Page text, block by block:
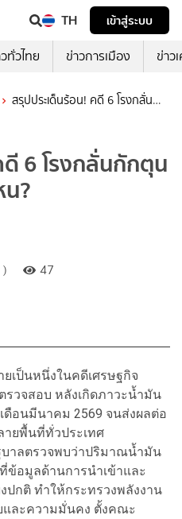
TH
เข้าสู่ระบบ
ทั่วไทย ข่าวการเมือง ข่าว
สรุปประเด็นร้อน! คดี 6 โรงกลั่น
6 โรงกลั่นกักตุน
?
47
ยเป็นหนึ่งในคดีเศรษฐกิจ
วจสอบ หลังเกิดภาวะน้ำมัน
อนมีนาคม 2569 จนส่งผลต่อ
ยพื้นที่ทั่วประเทศ
บาลตรวจพบว่าปริมาณน้ำมัน
ข้อมูลด้านการนำเข้าและ
ปกติ ทำให้กระทรวงพลังงาน
ละความมั่นคง ตั้งคณะ